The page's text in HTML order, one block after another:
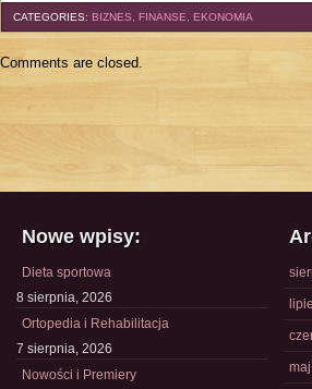
CATEGORIES: BIZNES, FINANSE, EKONOMIA
Comments are closed.
Nowe wpisy:
Dieta sportowa
8 sierpnia, 2026
Ortopedia i Rehabilitacja
7 sierpnia, 2026
Nowości i Premiery